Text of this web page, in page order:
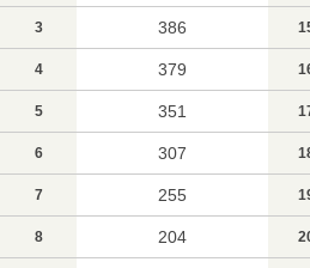
3 386
4 379
5 351
6 307
7 255
8 204